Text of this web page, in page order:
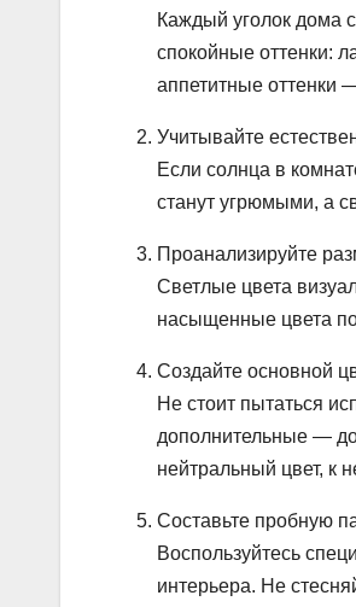
Каждый уголок дома
спокойные оттенки:
аппетитные оттенки
Учитывайте
Если солнца в
станут угрюмыми, а
Проанализируйте
Светлые цвета
насыщенные цвета
Создайте основной
Не стоит пытаться
дополнительные —
нейтральный цвет, к
Составьте пробную
Воспользуйтесь
интерьера. Не